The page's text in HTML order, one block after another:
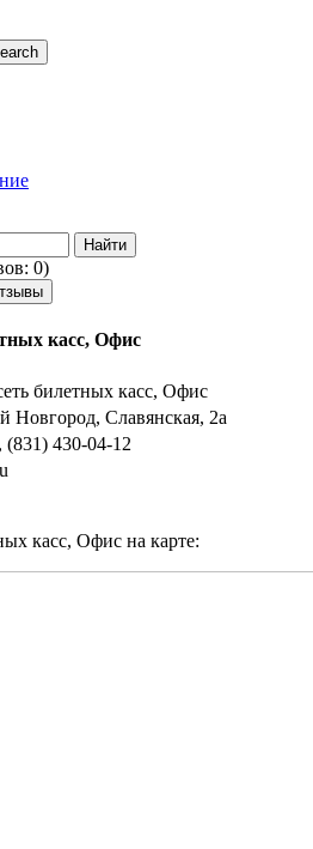
0)
касс, Офис
билетных касс, Офис
Новгород, Славянская, 2а
(831) 430-04-12
касс, Офис на карте: